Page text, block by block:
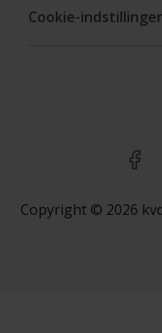
Cookie-indstillinger
Copyright © 2026